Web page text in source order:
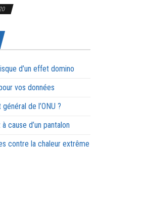
d’un effet domino
vos données
de l’ONU ?
cause d’un pantalon
contre la chaleur extrême